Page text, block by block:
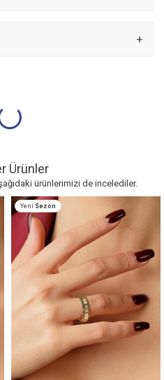
Ürünler
ürünlerimizi de incelediler.
Yeni Sezon